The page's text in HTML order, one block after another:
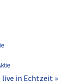
live in Echtzeit »